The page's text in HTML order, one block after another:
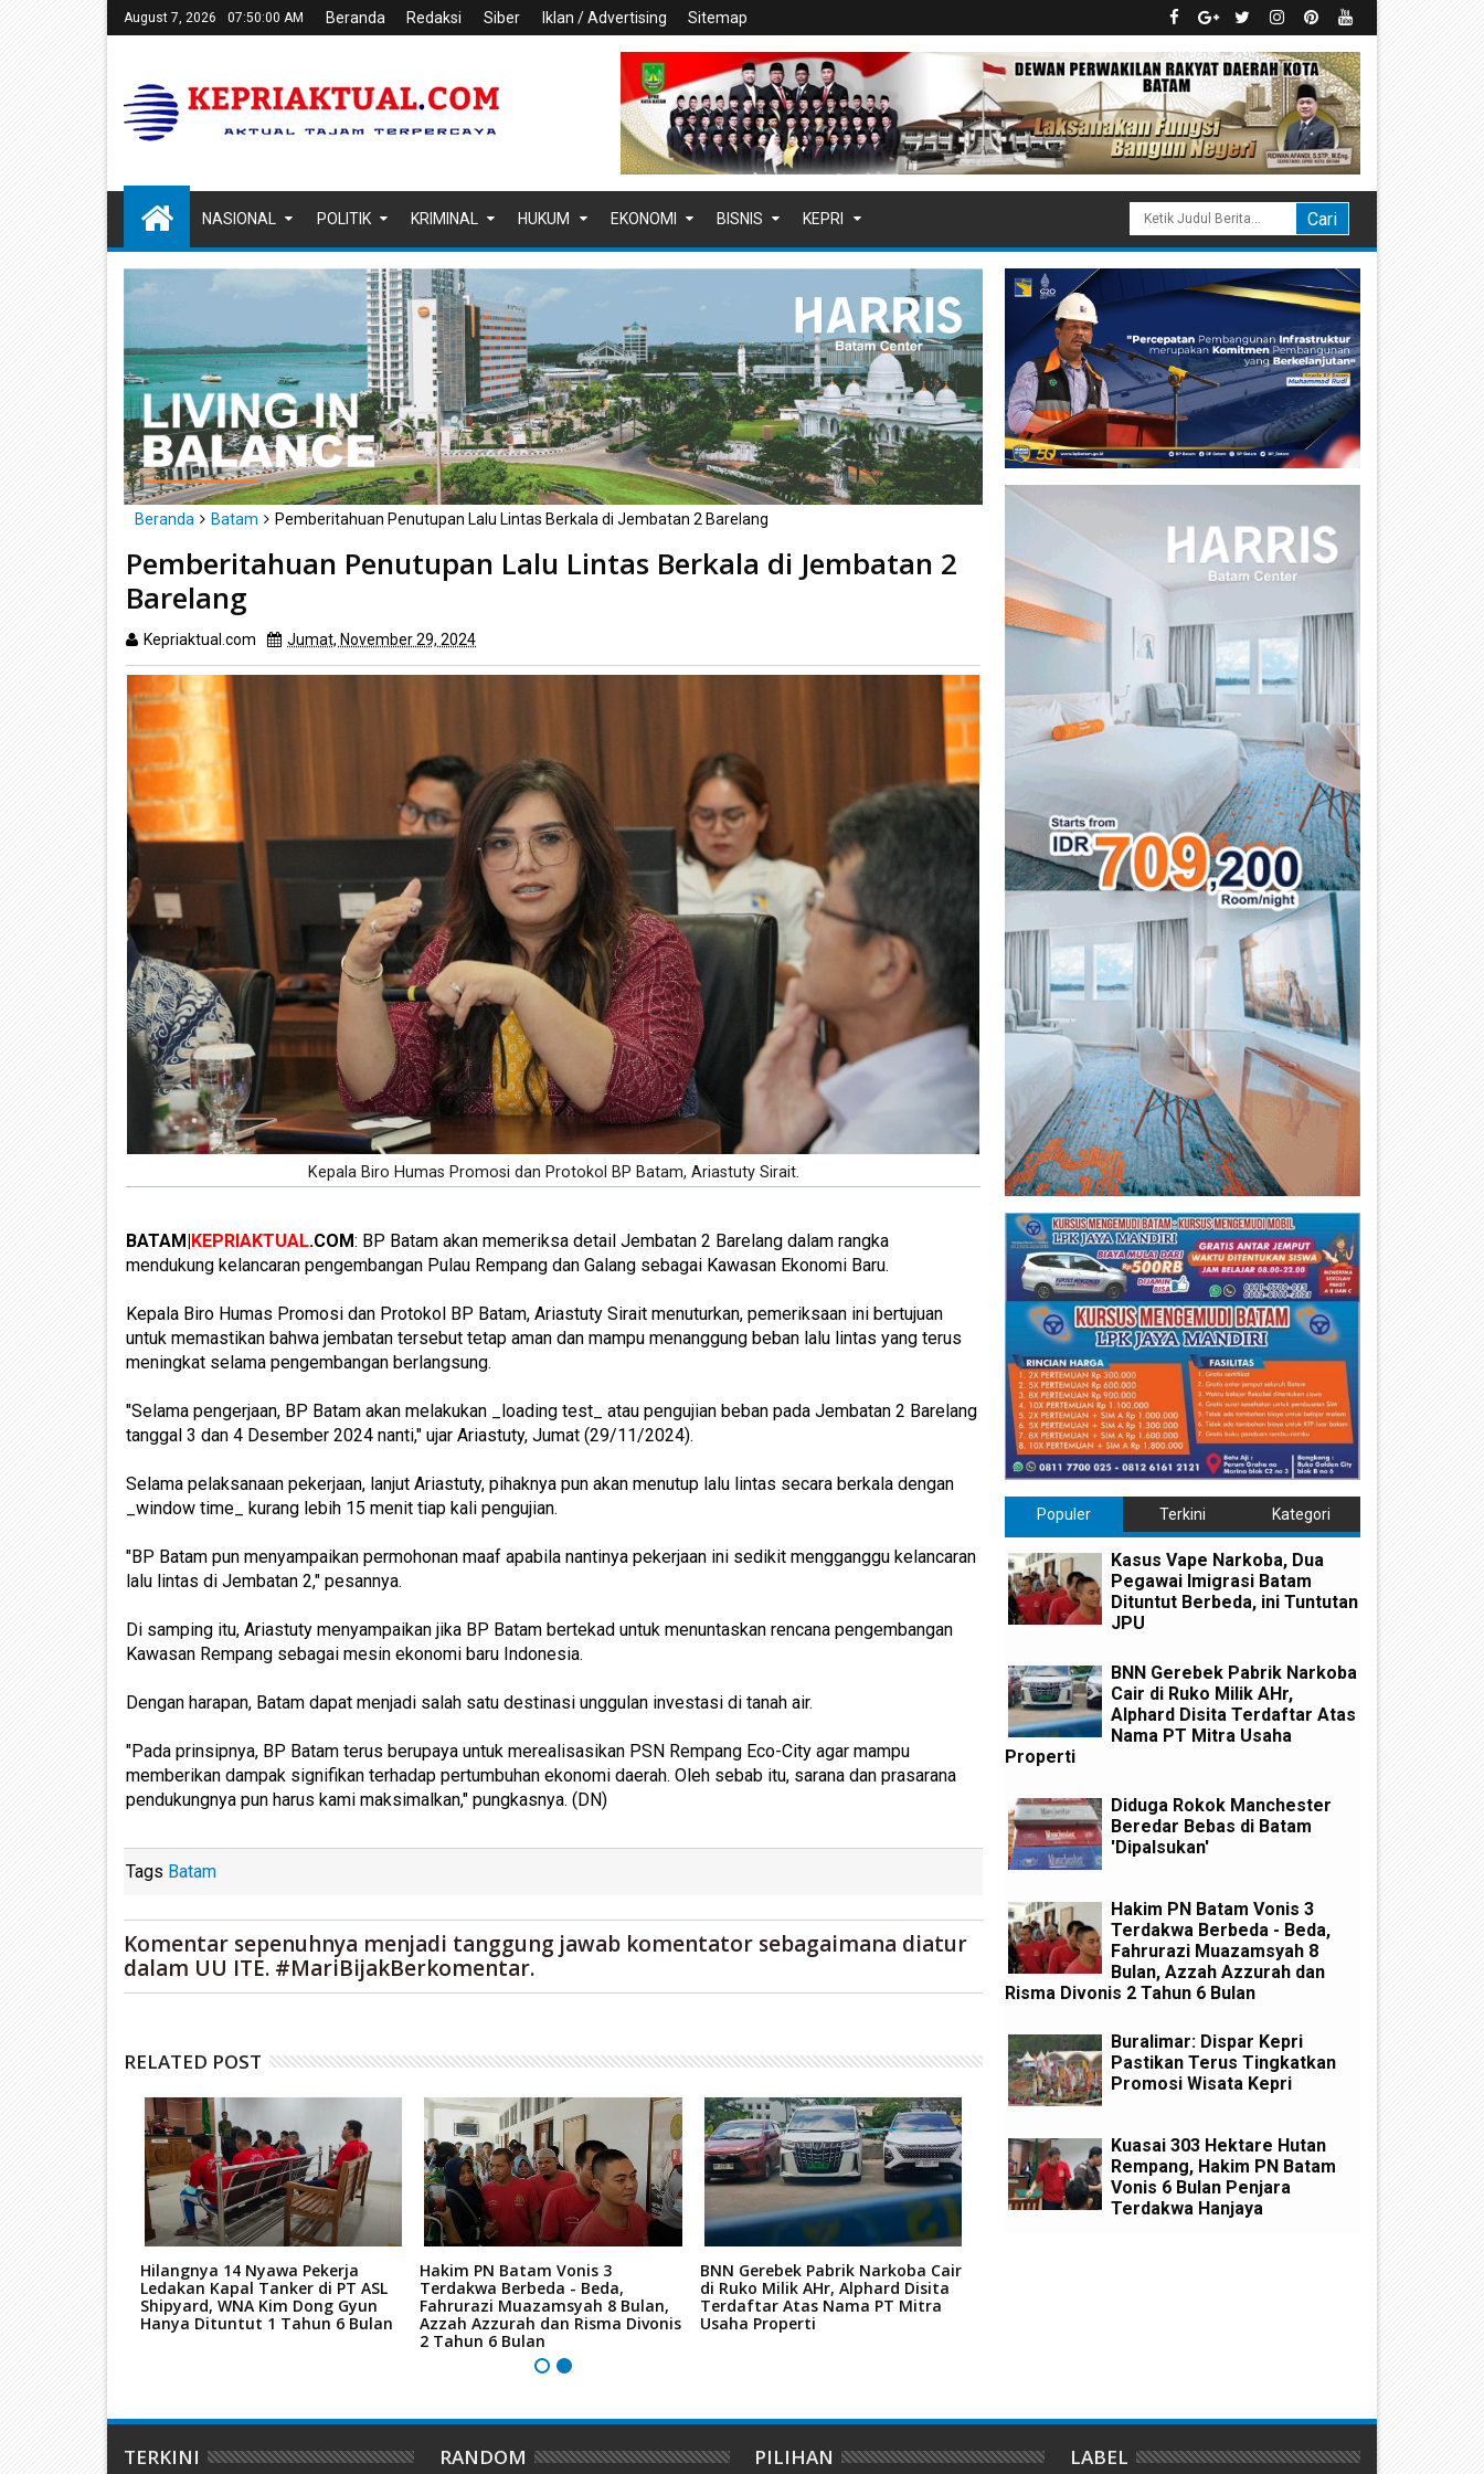
August 7, 2026 07:50:01 AM Beranda Redaksi Siber Iklan / Advertising Sitemap
NASIONAL POLITIK KRIMINAL HUKUM EKONOMI BISNIS KEPRI
Beranda Batam Pemberitahuan Penutupan Lalu Lintas Berkala di Jembatan 2 Barelang
Pemberitahuan Penutupan Lalu Lintas Berkala di Jembatan 2
Barelang
Kepriaktual.com Jumat, November 29, 2024
Kepala Biro Humas Promosi dan Protokol BP Batam, Ariastuty Sirait.
BATAM|KEPRIAKTUAL.COM: BP Batam akan memeriksa detail Jembatan 2 Barelang dalam rangka
mendukung kelancaran pengembangan Pulau Rempang dan Galang sebagai Kawasan Ekonomi Baru.
Kepala Biro Humas Promosi dan Protokol BP Batam, Ariastuty Sirait menuturkan, pemeriksaan ini bertujuan
untuk memastikan bahwa jembatan tersebut tetap aman dan mampu menanggung beban lalu lintas yang terus
meningkat selama pengembangan berlangsung.
"Selama pengerjaan, BP Batam akan melakukan _loading test_ atau pengujian beban pada Jembatan 2 Barelang
tanggal 3 dan 4 Desember 2024 nanti," ujar Ariastuty, Jumat (29/11/2024).
Selama pelaksanaan pekerjaan, lanjut Ariastuty, pihaknya pun akan menutup lalu lintas secara berkala dengan
_window time_ kurang lebih 15 menit tiap kali pengujian.
"BP Batam pun menyampaikan permohonan maaf apabila nantinya pekerjaan ini sedikit mengganggu kelancaran
lalu lintas di Jembatan 2," pesannya.
Di samping itu, Ariastuty menyampaikan jika BP Batam bertekad untuk menuntaskan rencana pengembangan
Kawasan Rempang sebagai mesin ekonomi baru Indonesia.
Dengan harapan, Batam dapat menjadi salah satu destinasi unggulan investasi di tanah air.
"Pada prinsipnya, BP Batam terus berupaya untuk merealisasikan PSN Rempang Eco-City agar mampu
memberikan dampak signifikan terhadap pertumbuhan ekonomi daerah. Oleh sebab itu, sarana dan prasarana
pendukungnya pun harus kami maksimalkan," pungkasnya. (DN)
Tags Batam
Komentar sepenuhnya menjadi tanggung jawab komentator sebagaimana diatur
dalam UU ITE. #MariBijakBerkomentar.
RELATED POST
Hilangnya 14 Nyawa Pekerja
Ledakan Kapal Tanker di PT ASL
Shipyard, WNA Kim Dong Gyun
Hanya Dituntut 1 Tahun 6 Bulan
Hakim PN Batam Vonis 3
Terdakwa Berbeda - Beda,
Fahrurazi Muazamsyah 8 Bulan,
Azzah Azzurah dan Risma Divonis
2 Tahun 6 Bulan
BNN Gerebek Pabrik Narkoba Cair
di Ruko Milik AHr, Alphard Disita
Terdaftar Atas Nama PT Mitra
Usaha Properti
Populer Terkini Kategori
Kasus Vape Narkoba, Dua
Pegawai Imigrasi Batam
Dituntut Berbeda, ini Tuntutan
JPU
BNN Gerebek Pabrik Narkoba
Cair di Ruko Milik AHr,
Alphard Disita Terdaftar Atas
Nama PT Mitra Usaha
Properti
Diduga Rokok Manchester
Beredar Bebas di Batam
'Dipalsukan'
Hakim PN Batam Vonis 3
Terdakwa Berbeda - Beda,
Fahrurazi Muazamsyah 8
Bulan, Azzah Azzurah dan
Risma Divonis 2 Tahun 6 Bulan
Buralimar: Dispar Kepri
Pastikan Terus Tingkatkan
Promosi Wisata Kepri
Kuasai 303 Hektare Hutan
Rempang, Hakim PN Batam
Vonis 6 Bulan Penjara
Terdakwa Hanjaya
TERKINI RANDOM PILIHAN LABEL